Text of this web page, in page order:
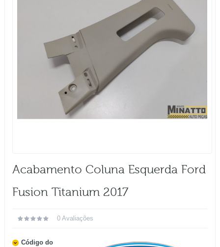
Acabamento Coluna Esquerda Ford
Fusion Titanium 2017
0 Avaliações
Código do